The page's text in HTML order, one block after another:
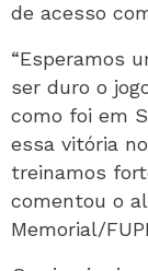
de acesso
“Esperamos
ser duro o
como foi em
essa vitória
treinamos
comentou o
Memorial/